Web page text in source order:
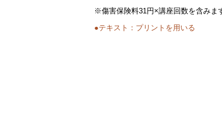
※傷害保険料31円×講座回数を含みま
●テキスト： プリントを用いる